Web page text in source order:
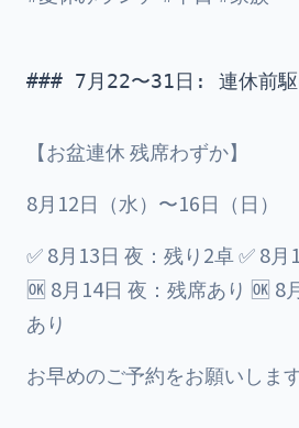
### 7月22〜31日: 連休前駆
【お盆連休 残席わずか】
8月12日（水）〜16日（日）
✅ 8月13日 夜：残り2卓 ✅ 8
🆗 8月14日 夜：残席あり 🆗 8
あり
お早めのご予約をお願いします